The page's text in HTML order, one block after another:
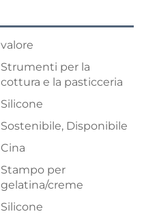
valore
Strumenti per la
cottura e la pasticceria
Silicone
Sostenibile, Disponibile
Cina
Stampo per
gelatina/creme
Silicone